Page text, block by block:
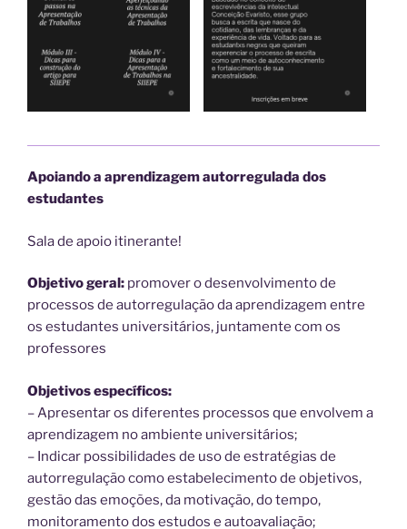
Apoiando a aprendizagem autorregulada dos
estudantes
Sala de apoio itinerante!
Objetivo geral: promover o desenvolvimento de
processos de autorregulação da aprendizagem entre
os estudantes universitários, juntamente com os
professores
Objetivos específicos:
– Apresentar os diferentes processos que envolvem a
aprendizagem no ambiente universitários;
– Indicar possibilidades de uso de estratégias de
autorregulação como estabelecimento de objetivos,
gestão das emoções, da motivação, do tempo,
monitoramento dos estudos e autoavaliação;